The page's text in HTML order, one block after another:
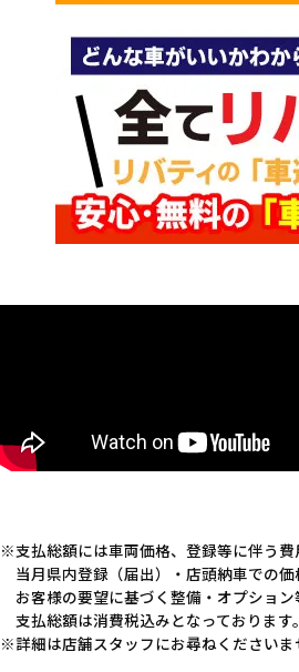
支払総額には車両価格、登録等に伴う
当月県内登録（届出）・店頭納車での価
お客様の要望に基づく整備・オプション
支払総額は消費税込みとなっております。
詳細は店舗スタッフにお尋ねくださいま